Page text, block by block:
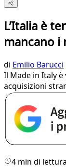
L’Italia è
mancano i
di Emilio Barucci
Il Made in Italy è
acquisizioni
4 min di lettura